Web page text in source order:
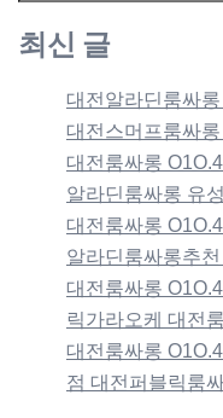
최신 글
대전알라딘룸싸
대전스머프룸싸
대전룸싸롱
알라딘룸싸롱 유
대전룸싸롱
알라딘룸싸롱추
대전룸싸롱
릭가라오케 대전
대전룸싸롱
점 대전퍼블릭룸